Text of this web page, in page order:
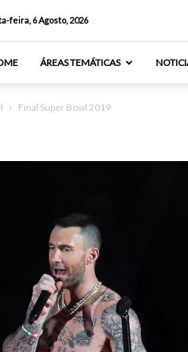
feira, 6 Agosto, 2026
ÁREAS TEMÁTICAS
Final Super Bowl 2019